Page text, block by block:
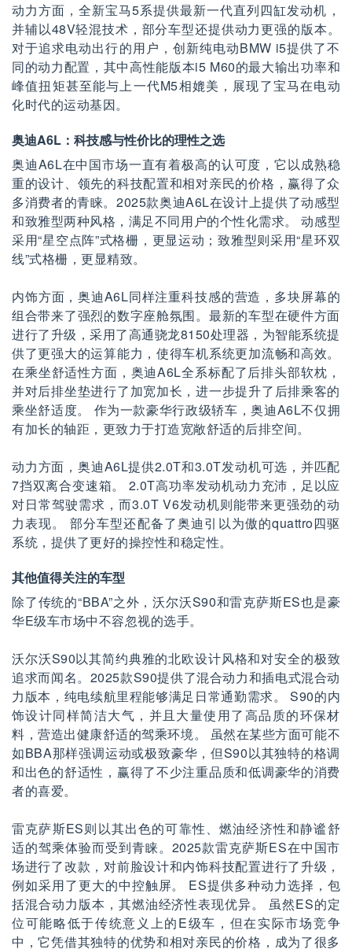
动力方面，全新宝马5系提供最新一代直列四缸发动机，
并辅以48V轻混技术，部分车型还提供动力更强的版本。
对于追求电动出行的用户，创新纯电动BMW i5提供了不
同的动力配置，其中高性能版本i5 M60的最大输出功率和
峰值扭矩甚至能与上一代M5相媲美，展现了宝马在电动
化时代的运动基因。
奥迪A6L：科技感与性价比的理性之选
奥迪A6L在中国市场一直有着极高的认可度，它以成熟稳
重的设计、领先的科技配置和相对亲民的价格，赢得了众
多消费者的青睐。2025款奥迪A6L在设计上提供了动感型
和致雅型两种风格，满足不同用户的个性化需求。 动感型
采用“星空点阵”式格栅，更显运动；致雅型则采用“星环双
线”式格栅，更显精致。
内饰方面，奥迪A6L同样注重科技感的营造，多块屏幕的
组合带来了强烈的数字座舱氛围。最新的车型在硬件方面
进行了升级，采用了高通骁龙8150处理器，为智能系统提
供了更强大的运算能力，使得车机系统更加流畅和高效。
在乘坐舒适性方面，奥迪A6L全系标配了后排头部软枕，
并对后排坐垫进行了加宽加长，进一步提升了后排乘客的
乘坐舒适度。 作为一款豪华行政级轿车，奥迪A6L不仅拥
有加长的轴距，更致力于打造宽敞舒适的后排空间。
动力方面，奥迪A6L提供2.0T和3.0T发动机可选，并匹配
7挡双离合变速箱。 2.0T高功率发动机动力充沛，足以应
对日常驾驶需求，而3.0T V6发动机则能带来更强劲的动
力表现。 部分车型还配备了奥迪引以为傲的quattro四驱
系统，提供了更好的操控性和稳定性。
其他值得关注的车型
除了传统的“BBA”之外，沃尔沃S90和雷克萨斯ES也是豪
华E级车市场中不容忽视的选手。
沃尔沃S90以其简约典雅的北欧设计风格和对安全的极致
追求而闻名。2025款S90提供了混合动力和插电式混合动
力版本，纯电续航里程能够满足日常通勤需求。 S90的内
饰设计同样简洁大气，并且大量使用了高品质的环保材
料，营造出健康舒适的驾乘环境。 虽然在某些方面可能不
如BBA那样强调运动或极致豪华，但S90以其独特的格调
和出色的舒适性，赢得了不少注重品质和低调豪华的消费
者的喜爱。
雷克萨斯ES则以其出色的可靠性、燃油经济性和静谧舒
适的驾乘体验而受到青睐。2025款雷克萨斯ES在中国市
场进行了改款，对前脸设计和内饰科技配置进行了升级，
例如采用了更大的中控触屏。 ES提供多种动力选择，包
括混合动力版本，其燃油经济性表现优异。 虽然ES的定
位可能略低于传统意义上的E级车，但在实际市场竞争
中，它凭借其独特的优势和相对亲民的价格，成为了很多